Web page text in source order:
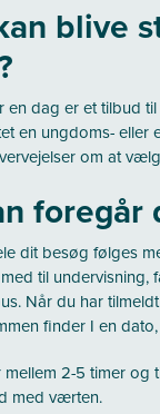
blive
en dag er et tilbud
en ungdoms-
om at
foregår
dit besøg følges
til undervisning,
Når du har
finder I en
mellem 2-5 timer og
med værten.